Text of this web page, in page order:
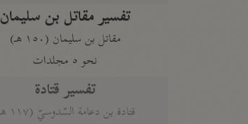
تفسير مقاتل بن سليمان
مقاتل بن سليمان (١٥٠ هـ)
نحو ٥ مجلدات
تفسير قتادة
قتادة بن دعامة السّدوسيّ (١١٧ هـ)